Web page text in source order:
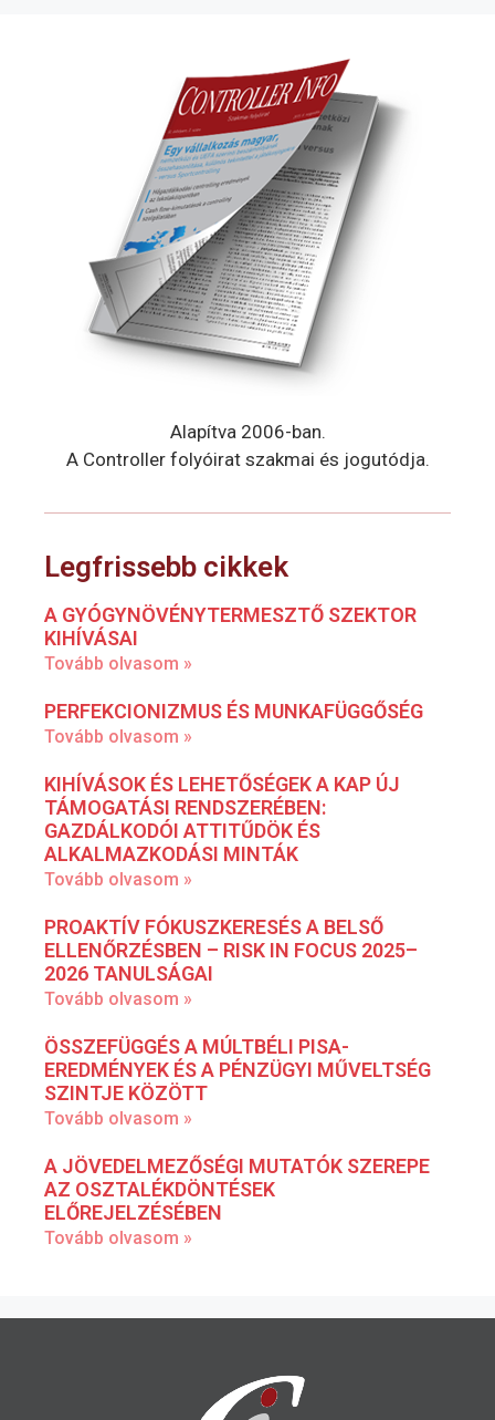
Alapítva 2006-ban.
A Controller folyóirat szakmai és jogutódja.
Legfrissebb cikkek
A GYÓGYNÖVÉNYTERMESZTŐ SZEKTOR
KIHÍVÁSAI
Tovább olvasom »
PERFEKCIONIZMUS ÉS MUNKAFÜGGŐSÉG
Tovább olvasom »
KIHÍVÁSOK ÉS LEHETŐSÉGEK A KAP ÚJ
TÁMOGATÁSI RENDSZERÉBEN:
GAZDÁLKODÓI ATTITŰDÖK ÉS
ALKALMAZKODÁSI MINTÁK
Tovább olvasom »
PROAKTÍV FÓKUSZKERESÉS A BELSŐ
ELLENŐRZÉSBEN – RISK IN FOCUS 2025–
2026 TANULSÁGAI
Tovább olvasom »
ÖSSZEFÜGGÉS A MÚLTBÉLI PISA-
EREDMÉNYEK ÉS A PÉNZÜGYI MŰVELTSÉG
SZINTJE KÖZÖTT
Tovább olvasom »
A JÖVEDELMEZŐSÉGI MUTATÓK SZEREPE
AZ OSZTALÉKDÖNTÉSEK
ELŐREJELZÉSÉBEN
Tovább olvasom »